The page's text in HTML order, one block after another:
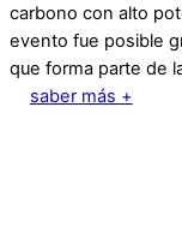
carbono con alto
evento fue posible
que forma parte de
saber más +